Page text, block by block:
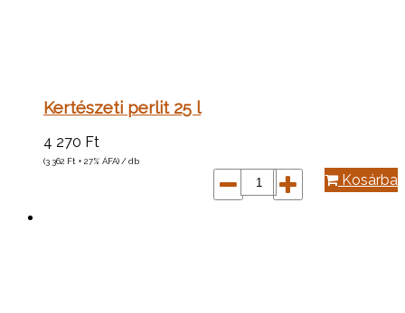
Kertészeti perlit 25 l
4 270 Ft
(3 362 Ft + 27% ÁFA) / db
Kosárba